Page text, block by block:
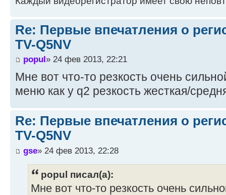
Re: Первые впечатления о
TV-Q5NV
popul» 24 фев 2013, 22:21
Мне вот что-то резкость очень
меню как у q2 резкость жесткая/
Re: Первые впечатления о
TV-Q5NV
gse» 24 фев 2013, 22:28
popul писал(а):
Мне вот что-то резкость очень